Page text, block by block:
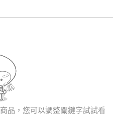
品，您可以調整關鍵字試試看